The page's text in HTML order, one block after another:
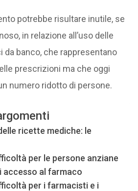
potrebbe risultare inutile, se
in relazione all’uso delle
da banco, che rappresentano
prescrizioni ma che oggi
numero ridotto di persone.
ricette mediche: le
per le persone anziane
accesso al farmaco
per i farmacisti e i